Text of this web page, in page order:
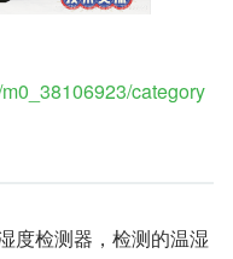
category
度检测器，检测的温湿